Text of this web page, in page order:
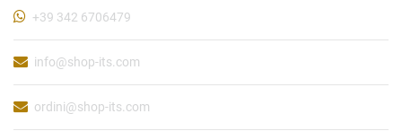
+39 342 6706479
info@shop-its.com
ordini@shop-its.com